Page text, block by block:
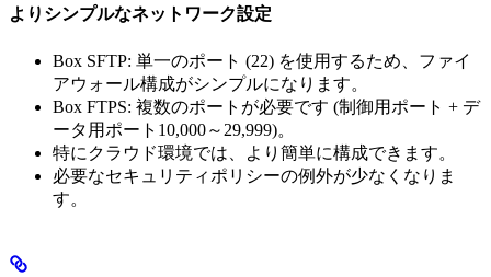
よりシンプルなネットワーク設定
Box SFTP: 単一のポート (22) を使用するため、ファイ
アウォール構成がシンプルになります。
Box FTPS: 複数のポートが必要です (制御用ポート + デ
ータ用ポート10,000～29,999)。
特にクラウド環境では、より簡単に構成できます。
必要なセキュリティポリシーの例外が少なくなりま
す。